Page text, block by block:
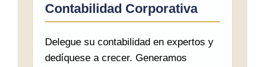
Contabilidad Corporativa
Delegue su contabilidad en expertos y
dedíquese a crecer. Generamos